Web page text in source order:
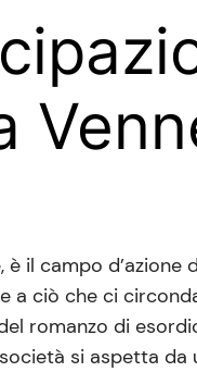
è il campo
a ciò che ci
romanzo di
si aspetta da